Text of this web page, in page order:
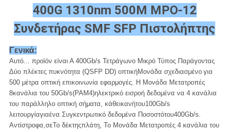
400G 1310nm 500M MPO-12
Συνδετήρας SMF SFP Πιστολήπτης
Γενικά:
Αυτό... προϊόν είναι Α 400Gb/s Τετράγωνο Μικρό Τύπος
Παράγοντας
Δύο πλέκτες πυκνότητα (QSFP DD) οπτικήΜονάδα σχεδιασμένο για
500 μέτρα οπτική επικοινωνία εφαρμογές. Η Μονάδα Μετατροπές
8κανάλια του 50Gb/s(PAM4)ηλεκτρικό εισροή δεδομένα να 4 κανάλια
του παράλληλο οπτική σήματα, κάθεικανήτου100Gb/s
λειτουργίαγιαένα Συγκεντρωτικό δεδομένα Ποσοστότου400Gb/s.
Αντίστροφα,σεΤο δέκτηςπλάτη, Το Μονάδα Μετατροπές 4 κανάλια του